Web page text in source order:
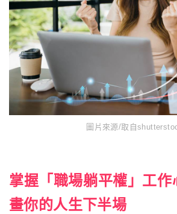
圖片來源/取自
掌握「職場躺平權」工作
畫你的人生下半場